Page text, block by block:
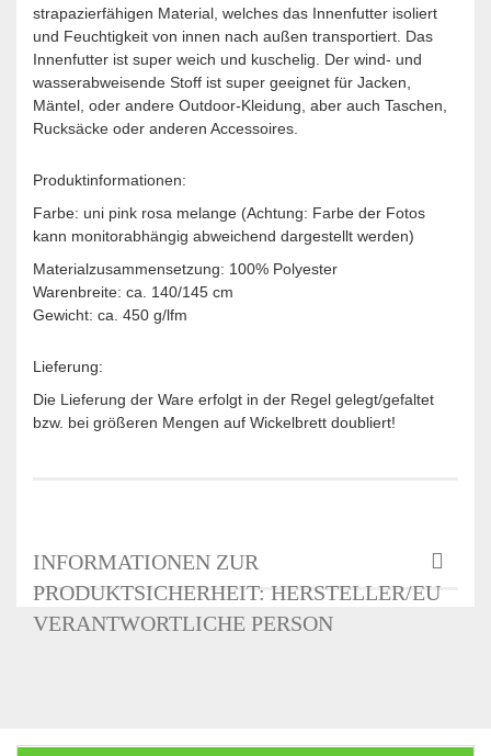
strapazierfähigen Material, welches das Innenfutter isoliert
und Feuchtigkeit von innen nach außen transportiert. Das
Innenfutter ist super weich und kuschelig. Der wind- und
wasserabweisende Stoff ist super geeignet für Jacken,
Mäntel, oder andere Outdoor-Kleidung, aber auch Taschen,
Rucksäcke oder anderen Accessoires.
Produktinformationen:
Farbe: uni pink rosa melange (Achtung: Farbe der Fotos
kann monitorabhängig abweichend dargestellt werden)
Materialzusammensetzung: 100% Polyester
Warenbreite: ca. 140/145 cm
Gewicht: ca. 450 g/lfm
Lieferung:
Die Lieferung der Ware erfolgt in der Regel gelegt/gefaltet
bzw. bei größeren Mengen auf Wickelbrett doubliert!
INFORMATIONEN ZUR
PRODUKTSICHERHEIT: HERSTELLER/EU
VERANTWORTLICHE PERSON